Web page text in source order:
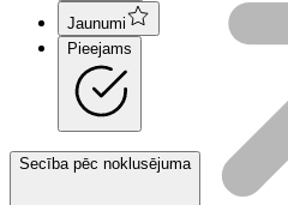
Jaunumi
Pieejams
Secība pēc noklusējuma